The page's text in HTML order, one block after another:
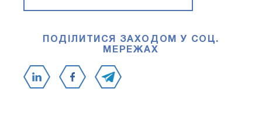
ПОДІЛИТИСЯ ЗАХОДОМ У СОЦ.
МЕРЕЖАХ